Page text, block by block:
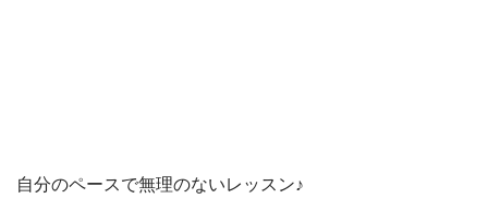
自分のペースで無理のないレッスン♪